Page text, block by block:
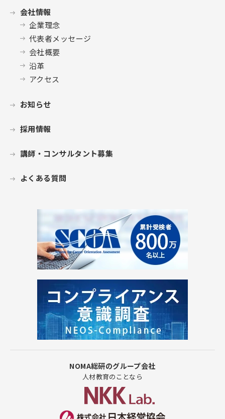
会社情報
企業理念
代表者メッセージ
会社概要
沿革
アクセス
お知らせ
採用情報
講師・コンサルタント募集
よくある質問
NOMA総研のグループ会社
人材教育のことなら